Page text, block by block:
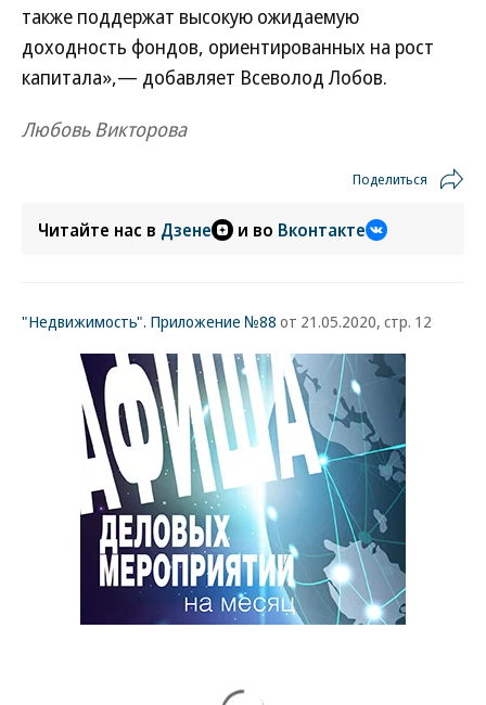
также поддержат высокую ожидаемую
доходность фондов, ориентированных на рост
капитала»,— добавляет Всеволод Лобов.
Любовь Викторова
Поделиться
Читайте нас в Дзене и во Вконтакте
"Недвижимость". Приложение №88 от 21.05.2020, стр. 12